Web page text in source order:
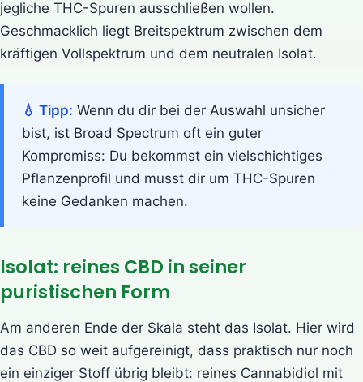
jegliche THC-Spuren ausschließen wollen.
Geschmacklich liegt Breitspektrum zwischen dem
kräftigen Vollspektrum und dem neutralen Isolat.
💧 Tipp: Wenn du dir bei der Auswahl unsicher
bist, ist Broad Spectrum oft ein guter
Kompromiss: Du bekommst ein vielschichtiges
Pflanzenprofil und musst dir um THC-Spuren
keine Gedanken machen.
Isolat: reines CBD in seiner
puristischen Form
Am anderen Ende der Skala steht das Isolat. Hier wird
das CBD so weit aufgereinigt, dass praktisch nur noch
ein einziger Stoff übrig bleibt: reines Cannabidiol mit